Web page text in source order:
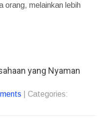
orang, melainkan lebih
yang Nyaman
| Categories: